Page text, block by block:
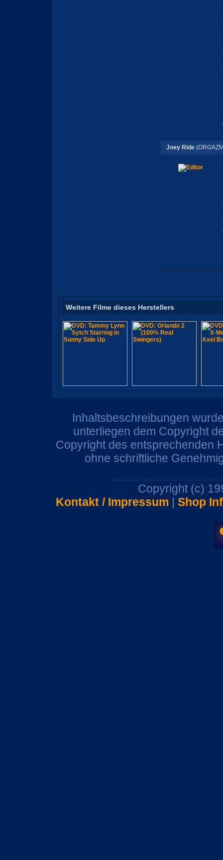
Joey Ride
Weitere Filme dieses Herstellers
Inhaltsbeschreibungen
unterliegen dem Copyright
Copyright des entsprechenden
ohne schriftliche
Copyright (c)
Kontakt / Impressum | Shop